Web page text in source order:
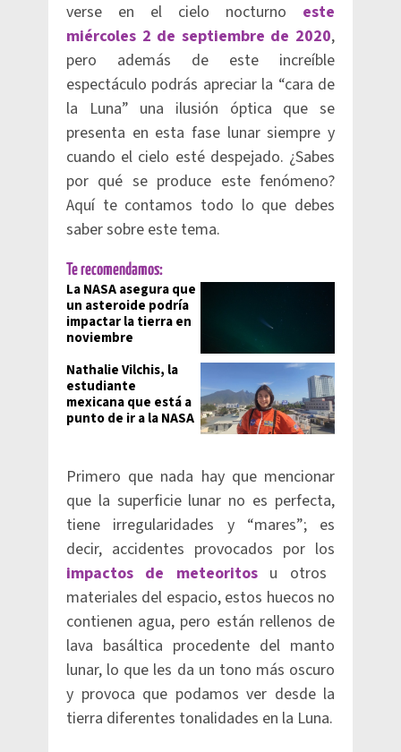
verse en el cielo nocturno este
miércoles 2 de septiembre de 2020,
pero además de este increíble
espectáculo podrás apreciar la “cara de
la Luna” una ilusión óptica que se
presenta en esta fase lunar siempre y
cuando el cielo esté despejado. ¿Sabes
por qué se produce este fenómeno?
Aquí te contamos todo lo que debes
saber sobre este tema.
Te recomendamos:
La NASA asegura que
un asteroide podría
impactar la tierra en
noviembre
Nathalie Vilchis, la
estudiante
mexicana que está a
punto de ir a la NASA
Primero que nada hay que mencionar
que la superficie lunar no es perfecta,
tiene irregularidades y “mares”; es
decir, accidentes provocados por los
impactos de meteoritosu otros
materiales del espacio, estos huecos no
contienen agua, pero están rellenos de
lava basáltica procedente del manto
lunar, lo que les da un tono más oscuro
y provoca que podamos ver desde la
tierra diferentes tonalidades en la Luna.